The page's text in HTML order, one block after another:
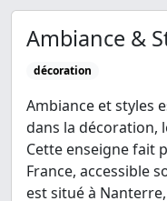
Ambiance &
décoration
Ambiance et styles
dans la décoration,
Cette enseigne fait
France, accessible
est situé à